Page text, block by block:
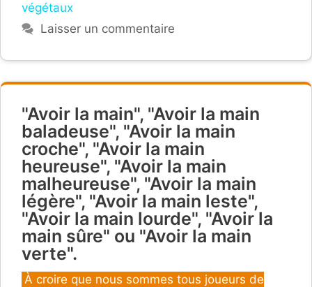
végétaux
Laisser un commentaire
"Avoir la main", "Avoir la main
baladeuse", "Avoir la main
croche", "Avoir la main
heureuse", "Avoir la main
malheureuse", "Avoir la main
légère", "Avoir la main leste",
"Avoir la main lourde", "Avoir la
main sûre" ou "Avoir la main
verte".
Catégories
À croire que nous sommes tous joueurs de